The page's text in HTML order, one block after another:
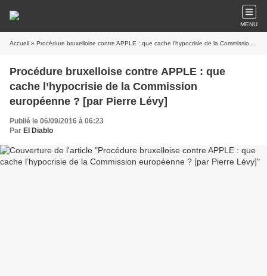
MENU
Accueil » Procédure bruxelloise contre APPLE : que cache l’hypocrisie de la Commission européenne ? [par Pierre Lévy]
Procédure bruxelloise contre APPLE : que
cache l’hypocrisie de la Commission
européenne ? [par Pierre Lévy]
Publié le 06/09/2016 à 06:23
Par El Diablo